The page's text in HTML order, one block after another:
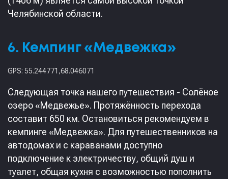
Челябинской области.
6. Кемпинг «Медвежка»
GPS: 55.244771,68.046071
Следующая точка нашего путешествия - Солёное
озеро «Медвежье». Протяжённость перехода
составит 650 км. Остановиться рекомендуем в
кемпинге «Медвежка». Для путешественников на
автодомах и с караванами доступно
подключение к электричеству, общий душ и
туалет, общая кухня с возможностью пополнить